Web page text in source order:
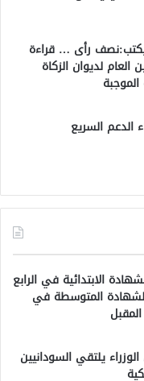
رأى … قراءة
لديوان الزكاة
الدعم السريع
الابتدائية في الرابع
المتوسطة في
يلتقي السودانيين